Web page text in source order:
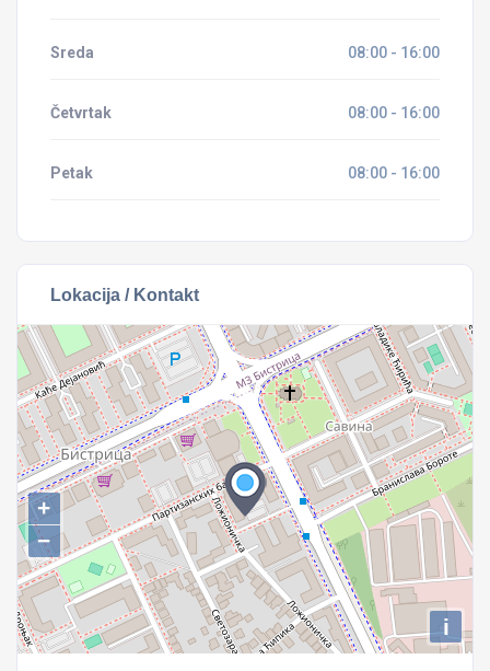
Sreda 08:00 - 16:00
Četvrtak 08:00 - 16:00
Petak 08:00 - 16:00
Lokacija / Kontakt
+
−
i